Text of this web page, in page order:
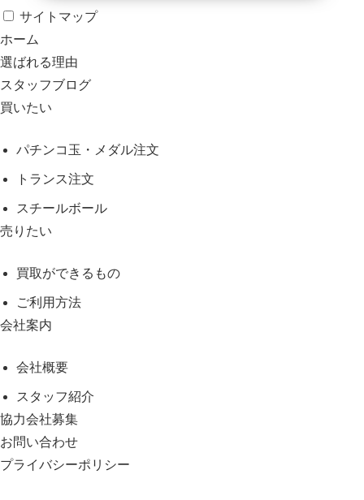
サイトマップ
ホーム
選ばれる理由
スタッフブログ
買いたい
パチンコ玉・メダル注文
トランス注文
スチールボール
売りたい
買取ができるもの
ご利用方法
会社案内
会社概要
スタッフ紹介
協力会社募集
お問い合わせ
プライバシーポリシー